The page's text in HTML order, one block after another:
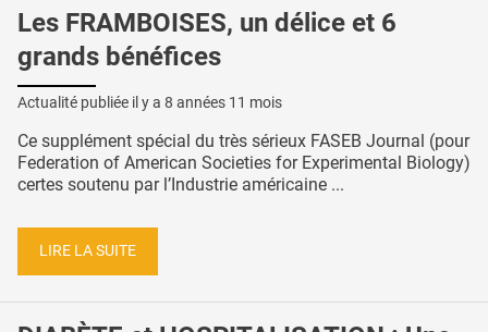
Les FRAMBOISES, un délice et 6
grands bénéfices
Actualité publiée il y a 8 années 11 mois
Ce supplément spécial du très sérieux FASEB Journal (pour
Federation of American Societies for Experimental Biology)
certes soutenu par l’Industrie américaine ...
LIRE LA SUITE